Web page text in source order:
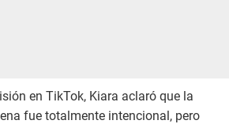
en TikTok, Kiara aclaró que la
fue totalmente intencional, pero